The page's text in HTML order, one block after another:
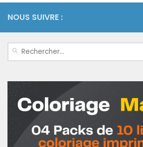
NOUS SUIVRE :
Rechercher :